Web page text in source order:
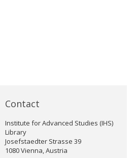
Contact
Institute for Advanced Studies (IHS)
Library
Josefstaedter Strasse 39
1080 Vienna, Austria